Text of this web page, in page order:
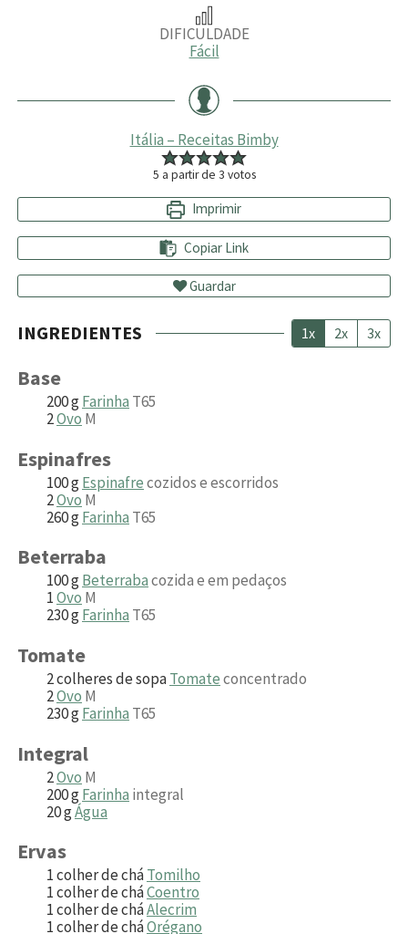
DIFICULDADE
Fácil
Itália – Receitas Bimby
5 a partir de 3 votos
Imprimir
Copiar Link
Guardar
INGREDIENTES 1x 2x 3x
Base
200gFarinha T65
2Ovo M
Espinafres
100gEspinafrecozidos e escorridos
2Ovo M
260gFarinha T65
Beterraba
100gBeterrabacozida e em pedaços
1Ovo M
230gFarinha T65
Tomate
2colheres de sopaTomateconcentrado
2Ovo M
230gFarinha T65
Integral
2Ovo M
200gFarinha integral
20gÁgua
Ervas
1colher de cháTomilho
1colher de cháCoentro
1colher de cháAlecrim
1colher de cháOrégano